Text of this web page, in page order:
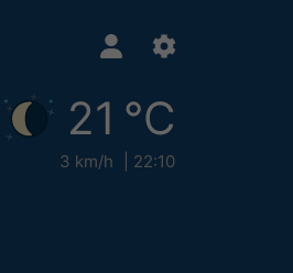
21 °C
3 km/h 22:10